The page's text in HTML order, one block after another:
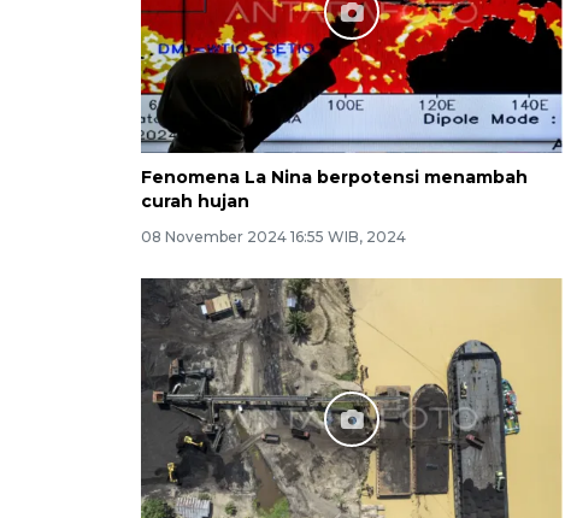
Fenomena La Nina berpotensi menambah
curah hujan
08 November 2024 16:55 WIB, 2024